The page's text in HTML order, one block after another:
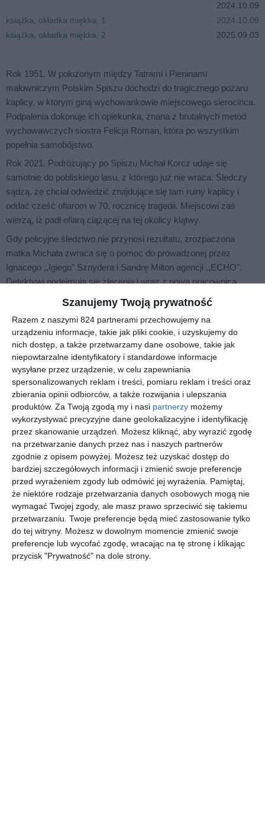
Szanujemy Twoją prywatność
Razem z naszymi 824 partnerami przechowujemy na
urządzeniu informacje, takie jak pliki cookie, i uzyskujemy do
nich dostęp, a także przetwarzamy dane osobowe, takie jak
niepowtarzalne identyfikatory i standardowe informacje
wysyłane przez urządzenie, w celu zapewniania
spersonalizowanych reklam i treści, pomiaru reklam i treści oraz
zbierania opinii odbiorców, a także rozwijania i ulepszania
produktów. Za Twoją zgodą my i nasi partnerzy możemy
wykorzystywać precyzyjne dane geolokalizacyjne i identyfikację
przez skanowanie urządzeń. Możesz kliknąć, aby wyrazić zgodę
na przetwarzanie danych przez nas i naszych partnerów
zgodnie z opisem powyżej. Możesz też uzyskać dostęp do
bardziej szczegółowych informacji i zmienić swoje preferencje
przed wyrażeniem zgody lub odmówić jej wyrażenia.
Pamiętaj,
że niektóre rodzaje przetwarzania danych osobowych mogą nie
wymagać Twojej zgody, ale masz prawo sprzeciwić się takiemu
przetwarzaniu. Twoje preferencje będą mieć zastosowanie tylko
do tej witryny. Możesz w dowolnym momencie zmienić swoje
preferencje lub wycofać zgodę, wracając na tę stronę i klikając
przycisk "Prywatność" na dole strony.
2024.10.09
książka, okładka miękka, 1
2024.10.09
książka, okładka miękka, 2
2025.09.03
Rok 1951. W położonym między Tatrami i Pieninami
malowniczym Polskim Spiszu dochodzi do tragicznego pożaru
kaplicy, w którym giną wychowankowie miejscowego sierocińca.
Podpalenia dokonuje ich opiekunka, znana z brutalnych metod
wychowawczych siostra Felicja Roman, która po wszystkim
popełnia samobójstwo.
Rok 2021. Podróżujący po Spiszu Michał Korcz udaje się
samotnie do pobliskiego lasu, z którego już nie wraca. Śledczy
sądzą, że chciał odwiedzić znajdujące się tam ruiny kaplicy i
oddać cześć ofiarom w 70. rocznicę tragedii. Miejscowi zaś
wierzą, iż padł ofiarą ciążącej na tej okolicy klątwy.
Gdy policyjne śledztwo nie przynosi rezultatu, zrozpaczona
matka Michała zwraca się o pomoc do prowadzonej przez
Ignacego ,,Igiego" Sznydera i Sandrę Milton agencji ,,ECHO".
Detektywi podejmują się zlecenia i wraz z nową pracownicą,
błyskotliwą Amelią ,,Velmą" Rutką, stawiają czoła demonicznej
legendzie o Siostrze Diabeł. Im głębiej zanurzają się w
przeszłość, tym więcej odkrywają przerażających faktów.
JESTEM NAJWIĘKSZYM ZŁEM, A MOJE MIEJSCE JEST W
PIEKLE. TO JA JESTEM PRZEKLĘTA. NIE WY.
Na sąsiedniej półce
nowość
[ książka, audiobook,
e-book ]
Dziewczy
na z lasu
Karolina Bujak
nowość
[ książka, audiobook,
e-book ]
Idealna
para
Marcel Moss
nowość
[ książka, audiobook,
e-book ]
Mgielnica
Agata Zamarska
nowość
[ książka, audiobook,
e-book ]
Pokaż mi
Marcel Moss
nowość nowość nowość nowość